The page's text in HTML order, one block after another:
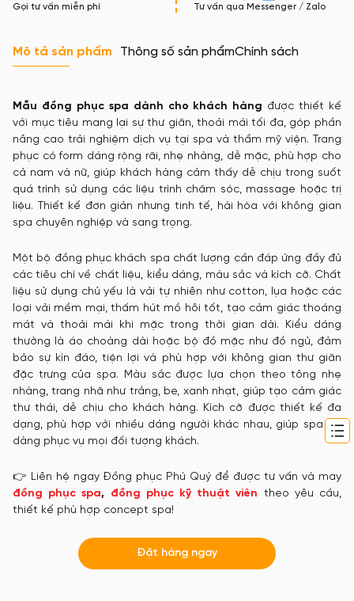
Gọi tư vấn miễn phí Tư vấn qua Messenger / Zalo
Mô tả sản phẩm Thông số sản phẩmChính sách
Mẫu đồng phục spa dành cho khách hàng được thiết kế
với mục tiêu mang lại sự thư giãn, thoải mái tối đa, góp phần
nâng cao trải nghiệm dịch vụ tại spa và thẩm mỹ viện. Trang
phục có form dáng rộng rãi, nhẹ nhàng, dễ mặc, phù hợp cho
cả nam và nữ, giúp khách hàng cảm thấy dễ chịu trong suốt
quá trình sử dụng các liệu trình chăm sóc, massage hoặc trị
liệu. Thiết kế đơn giản nhưng tinh tế, hài hòa với không gian
spa chuyên nghiệp và sang trọng.
Một bộ đồng phục khách spa chất lượng cần đáp ứng đầy đủ
các tiêu chí về chất liệu, kiểu dáng, màu sắc và kích cỡ. Chất
liệu sử dụng chủ yếu là vải tự nhiên như cotton, lụa hoặc các
loại vải mềm mại, thấm hút mồ hôi tốt, tạo cảm giác thoáng
mát và thoải mái khi mặc trong thời gian dài. Kiểu dáng
thường là áo choàng dài hoặc bộ đồ mặc như đồ ngủ, đảm
bảo sự kín đáo, tiện lợi và phù hợp với không gian thư giãn
đặc trưng của spa. Màu sắc được lựa chọn theo tông nhẹ
nhàng, trang nhã như trắng, be, xanh nhạt, giúp tạo cảm giác
thư thái, dễ chịu cho khách hàng. Kích cỡ được thiết kế đa
dạng, phù hợp với nhiều dáng người khác nhau, giúp spa dễ
dàng phục vụ mọi đối tượng khách.
👉 Liên hệ ngay Đồng phục Phú Quý để được tư vấn và may
đồng phục spa, đồng phục kỹ thuật viên theo yêu cầu,
thiết kế phù hợp concept spa!
Đặt hàng ngay